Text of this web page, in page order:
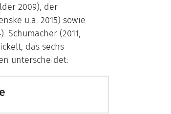
2009), der
u.a. 2015) sowie
Schumacher (2011,
das sechs
unterscheidet: